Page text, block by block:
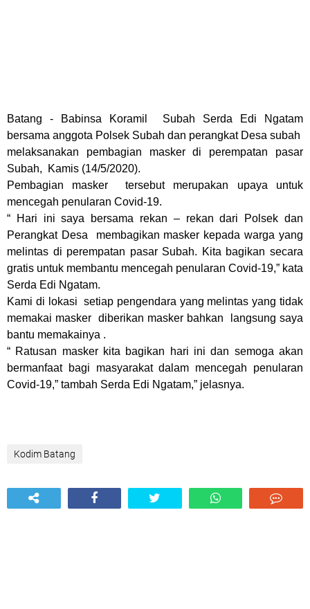
Batang - Babinsa Koramil
Subah Serda Edi Ngatam
bersama anggota Polsek Subah dan perangkat Desa subah
melaksanakan pembagian masker di perempatan pasar
Subah, Kamis (14/5/2020).
Pembagian masker
tersebut merupakan upaya untuk
mencegah penularan Covid-19.
“ Hari ini saya bersama rekan – rekan dari Polsek dan
Perangkat Desa membagikan masker kepada warga yang
melintas di perempatan pasar Subah. Kita bagikan secara
gratis untuk membantu mencegah penularan Covid-19,” kata
Serda Edi Ngatam.
Kami di lokasi setiap pengendara yang melintas yang tidak
memakai masker diberikan masker bahkan langsung saya
bantu memakainya .
“ Ratusan masker kita bagikan hari ini dan semoga akan
bermanfaat bagi masyarakat dalam mencegah penularan
Covid-19,” tambah Serda Edi Ngatam,” jelasnya.
Kodim Batang